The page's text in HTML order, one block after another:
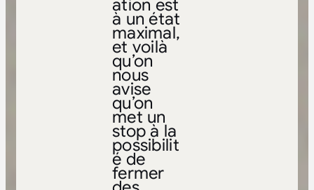
ation est
à un état
maximal,
et voilà
qu’on
nous
avise
qu’on
met un
stop à la
possibilit
é de
fermer